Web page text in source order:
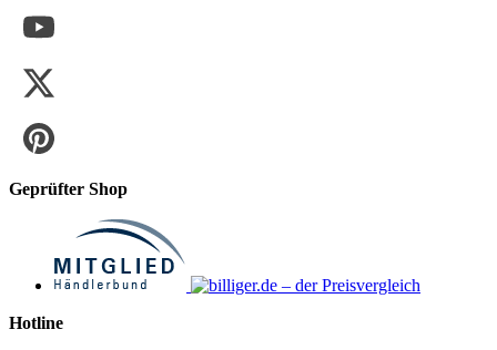
Geprüfter Shop
Hotline